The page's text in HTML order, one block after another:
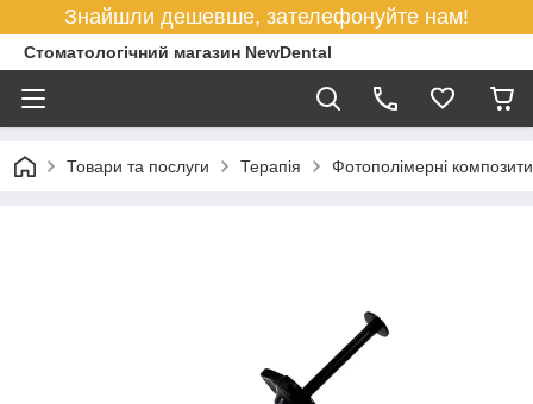
Знайшли дешевше, зателефонуйте нам!
Стоматологічний магазин NewDental
Товари та послуги Терапія Фотополімерні композити